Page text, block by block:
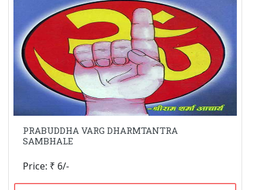
PRABUDDHA VARG DHARMTANTRA
SAMBHALE
Price: ₹ 6/-